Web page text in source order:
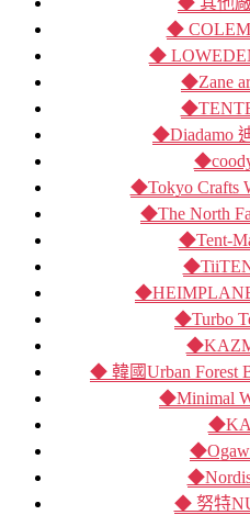
◆
◆
◆Zane
◆Diadamo
◆Tokyo Crafts
◆The North
◆Tent-
◆Turbo
◆ 韓國Urban Forest
◆Minimal
◆ 努特